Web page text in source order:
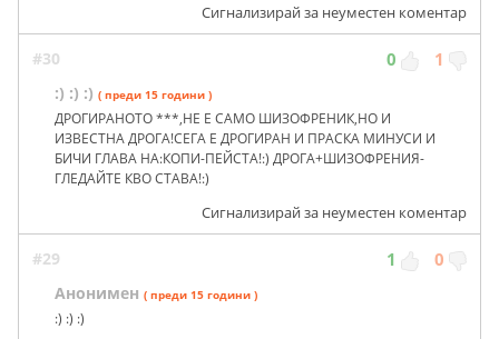
Сигнализирай за неуместен коментар
#30 0 1
:) :) :) ( преди 15 години )
ДРОГИРАНОТО ***,НЕ Е САМО ШИЗОФРЕНИК,НО И
ИЗВЕСТНА ДРОГА!СЕГА Е ДРОГИРАН И ПРАСКА МИНУСИ И
БИЧИ ГЛАВА НА:КОПИ-ПЕЙСТА!:) ДРОГА+ШИЗОФРЕНИЯ-
ГЛЕДАЙТЕ КВО СТАВА!:)
Сигнализирай за неуместен коментар
#29 1 0
Анонимен ( преди 15 години )
:) :) :)